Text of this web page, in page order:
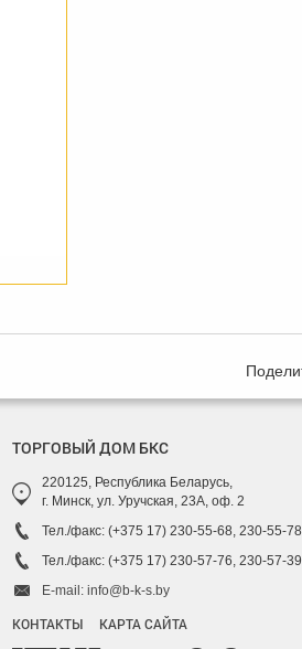
ТОРГОВЫЙ ДОМ БКС
220125, Республика Беларусь,
г. Минск, ул. Уручская, 23А, оф. 2
Тел./факс: (+375 17) 230-55-68, 230-55-78
Тел./факс: (+375 17) 230-57-76, 230-57-39
E-mail: info@b-k-s.by
КОНТАКТЫ КАРТА САЙТА